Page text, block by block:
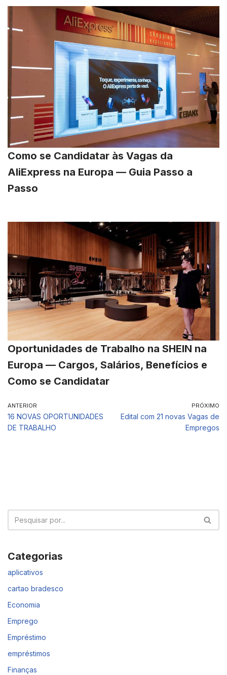
Como se Candidatar às Vagas da
AliExpress na Europa — Guia Passo a
Passo
Oportunidades de Trabalho na SHEIN na
Europa — Cargos, Salários, Benefícios e
Como se Candidatar
ANTERIOR
16 NOVAS OPORTUNIDADES
DE TRABALHO
PRÓXIMO
Edital com 21 novas Vagas de
Empregos
Categorias
aplicativos
cartao bradesco
Economia
Emprego
Empréstimo
empréstimos
Finanças